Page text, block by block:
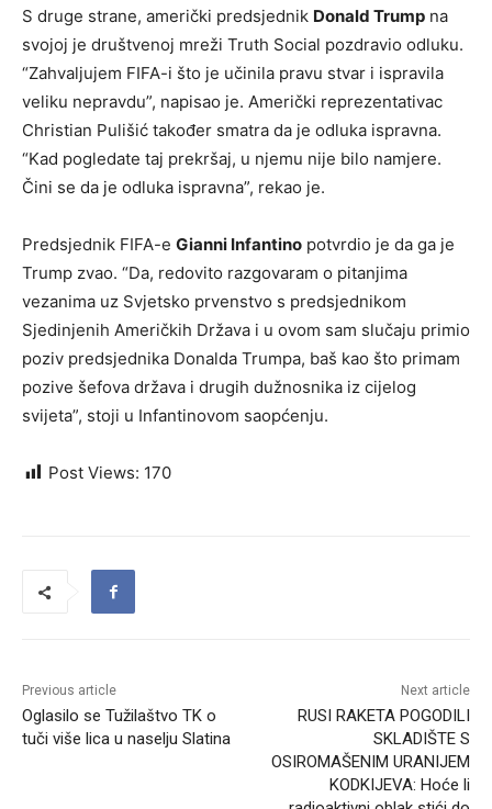
S druge strane, američki predsjednik Donald Trump na
svojoj je društvenoj mreži Truth Social pozdravio odluku.
“Zahvaljujem FIFA-i što je učinila pravu stvar i ispravila
veliku nepravdu”, napisao je. Američki reprezentativac
Christian Pulišić također smatra da je odluka ispravna.
“Kad pogledate taj prekršaj, u njemu nije bilo namjere.
Čini se da je odluka ispravna”, rekao je.
Predsjednik FIFA-e Gianni Infantino potvrdio je da ga je
Trump zvao. “Da, redovito razgovaram o pitanjima
vezanima uz Svjetsko prvenstvo s predsjednikom
Sjedinjenih Američkih Država i u ovom sam slučaju primio
poziv predsjednika Donalda Trumpa, baš kao što primam
pozive šefova država i drugih dužnosnika iz cijelog
svijeta”, stoji u Infantinovom saopćenju.
Post Views: 170
Previous article
Oglasilo se Tužilaštvo TK o
tuči više lica u naselju Slatina
Next article
RUSI RAKETA POGODILI
SKLADIŠTE S
OSIROMAŠENIM URANIJEM
KODKIJEVA: Hoće li